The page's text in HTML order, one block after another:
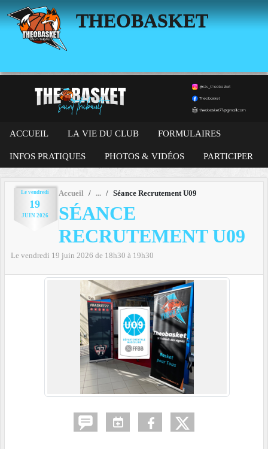
THEOBASKET
ACCUEIL LA VIE DU CLUB FORMULAIRES
INFOS PRATIQUES PHOTOS & VIDÉOS PARTICIPER
Le vendredi
19
JUIN 2026
Accueil Séance Recrutement U09
SÉANCE
RECRUTEMENT U09
Le vendredi 19 juin 2026 de 18h30 à 19h30
Panneau de gestion des cookies